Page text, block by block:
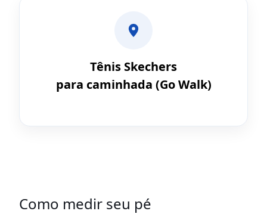
Tênis Skechers
para caminhada (Go Walk)
Como medir seu pé